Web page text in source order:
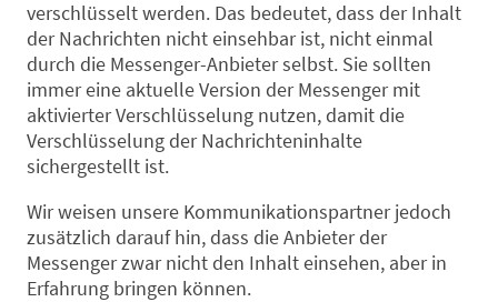
verschlüsselt werden. Das bedeutet, dass der Inhalt
der Nachrichten nicht einsehbar ist, nicht einmal
durch die Messenger-Anbieter selbst. Sie sollten
immer eine aktuelle Version der Messenger mit
aktivierter Verschlüsselung nutzen, damit die
Verschlüsselung der Nachrichteninhalte
sichergestellt ist.
Wir weisen unsere Kommunikationspartner jedoch
zusätzlich darauf hin, dass die Anbieter der
Messenger zwar nicht den Inhalt einsehen, aber in
Erfahrung bringen können.